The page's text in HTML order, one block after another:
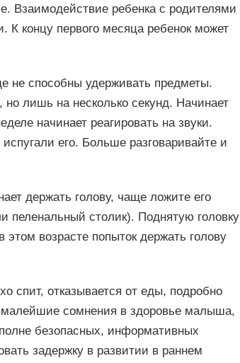
Взаимодействие ребенка с родителями
К концу первого месяца ребенок может
не способны удерживать предметы.
лишь на несколько секунд. Начинает
начинает реагировать на звуки.
его. Больше разговаривайте и
держать голову, чаще ложите его
пеленальный столик). Поднятую головку
возрасте попыток держать голову
спит, отказывается от еды, подробно
малейшие сомнения в здоровье малыша,
безопасных, информативных
задержку в развитии в раннем